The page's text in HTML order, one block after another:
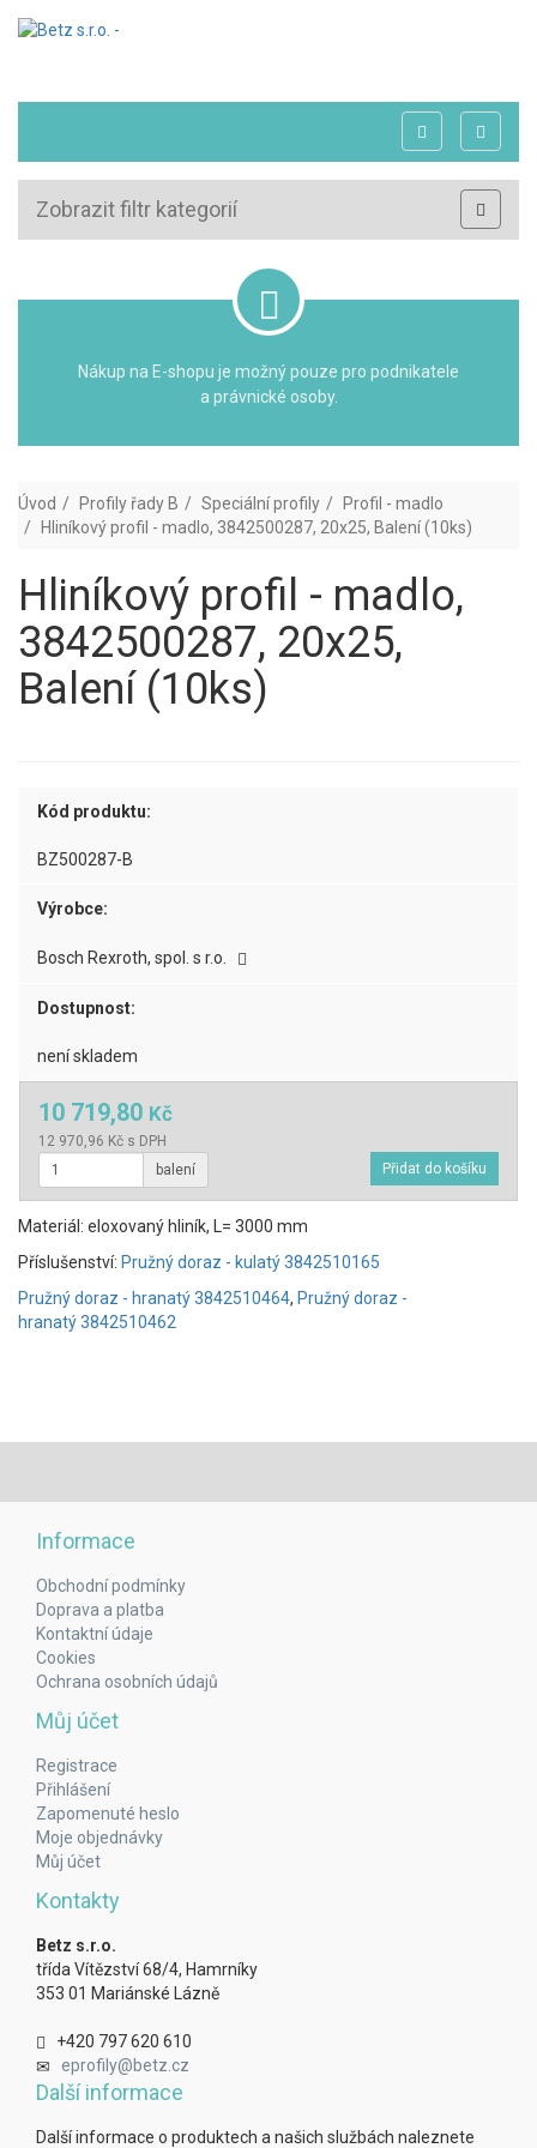
Zobrazit filtr kategorií
Nákup na E-shopu je možný pouze pro podnikatele
a právnické osoby.
Úvod Profily řady B Speciální profily
Profil - madlo
Hliníkový profil - madlo, 3842500287, 20x25, Balení (10ks)
Hliníkový profil - madlo,
3842500287, 20x25,
Balení (10ks)
Kód produktu:
BZ500287-B
Výrobce:
Bosch Rexroth, spol. s r.o.
Dostupnost:
není skladem
10 719,80 Kč
12 970,96 Kč s DPH
balení
Materiál: eloxovaný hliník, L= 3000 mm
Příslušenství: Pružný doraz - kulatý 3842510165
Pružný doraz - hranatý 3842510464, Pružný doraz -
hranatý 3842510462
Informace
Obchodní podmínky
Doprava a platba
Kontaktní údaje
Cookies
Ochrana osobních údajů
Můj účet
Registrace
Přihlášení
Zapomenuté heslo
Moje objednávky
Můj účet
Kontakty
Betz s.r.o.
třída Vítězství 68/4, Hamrníky
353 01 Mariánské Lázně
+420 797 620 610
eprofily@betz.cz
Další informace
Další informace o produktech a našich službách naleznete